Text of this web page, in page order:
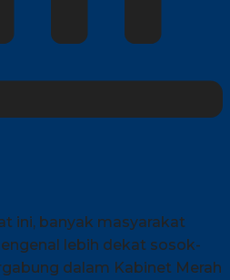
ini, banyak masyarakat
lebih dekat sosok-
dalam Kabinet Merah